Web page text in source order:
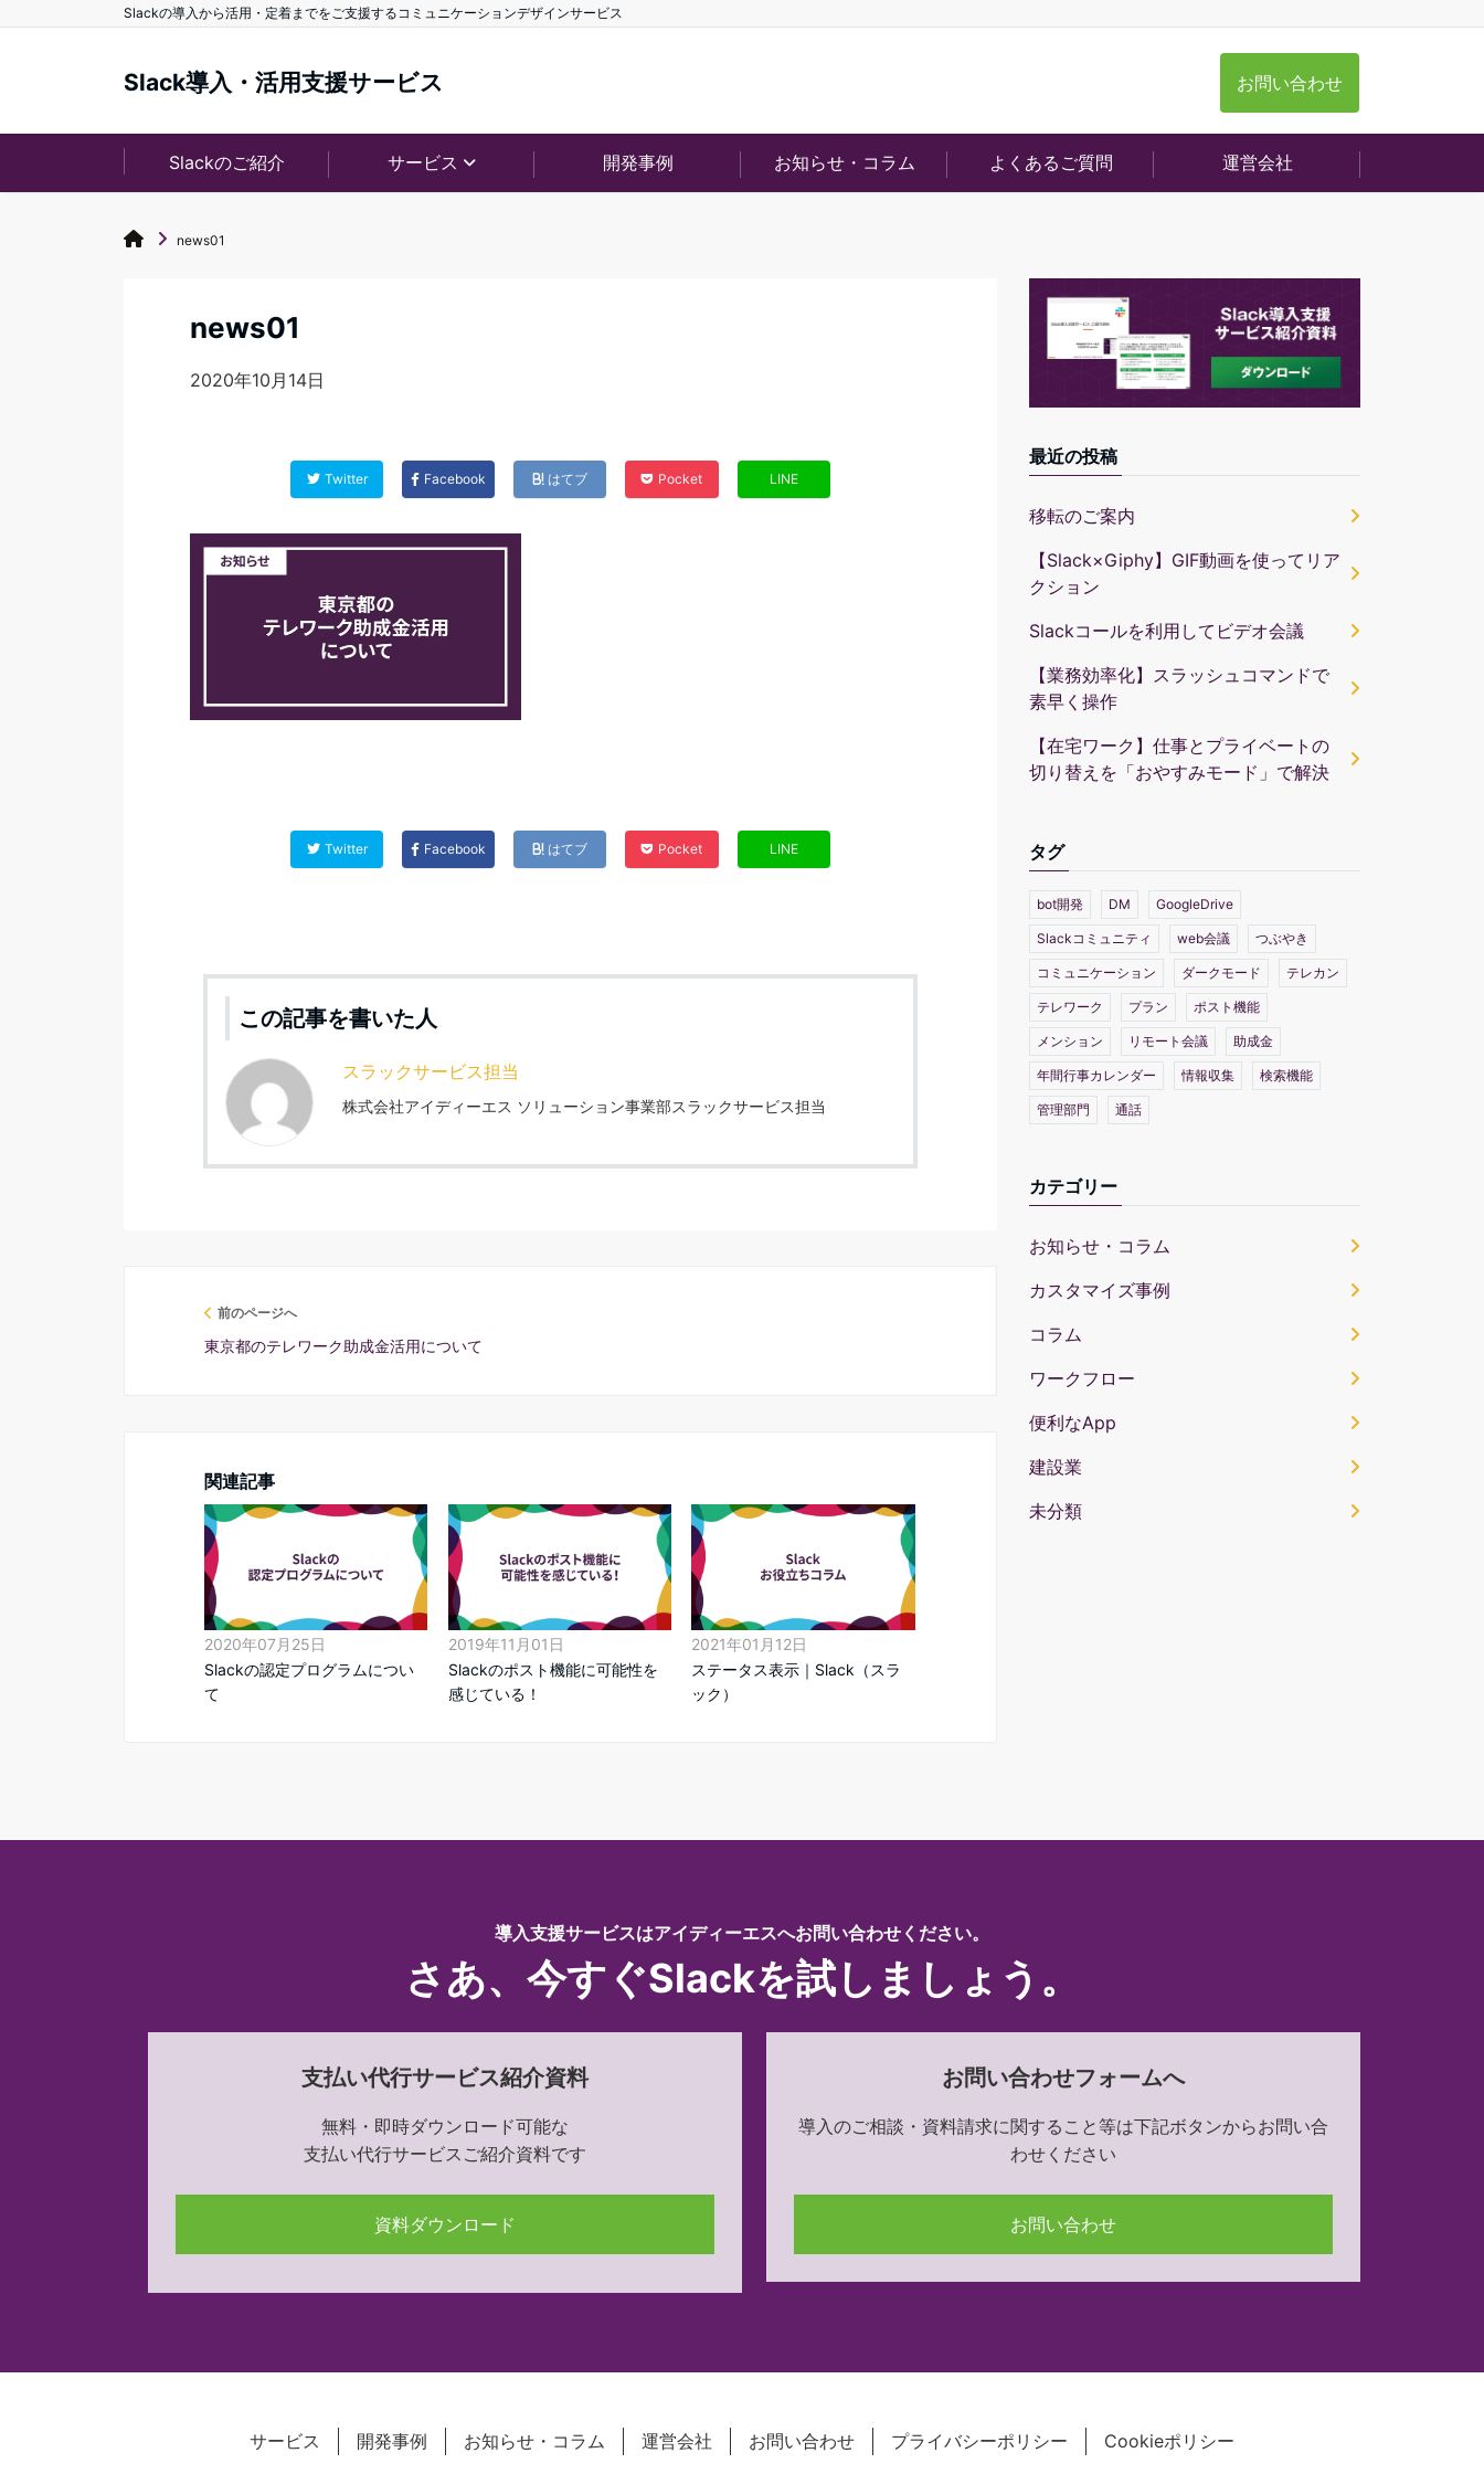
Slackの導入から活用・定着までをご支援するコミュニケーションデザインサービス
Slack導入・活用支援サービス お問い合わせ
Slackのご紹介 サービス 開発事例 お知らせ・コラム よくあるご質問 運営会社
news01
news01
2020年10月14日
Twitter Facebook はてブ Pocket LINE
Twitter Facebook はてブ Pocket LINE
この記事を書いた人
スラックサービス担当
株式会社アイディーエス ソリューション事業部スラックサービス担当
前のページへ
東京都のテレワーク助成金活用について
関連記事
2020年07月25日
Slackの認定プログラムについ
て
2019年11月01日
Slackのポスト機能に可能性を
感じている！
2021年01月12日
ステータス表示｜Slack（スラ
ック）
最近の投稿
移転のご案内
【Slack×Giphy】GIF動画を使ってリア
クション
Slackコールを利用してビデオ会議
【業務効率化】スラッシュコマンドで
素早く操作
【在宅ワーク】仕事とプライベートの
切り替えを「おやすみモード」で解決
タグ
bot開発 DM GoogleDrive
Slackコミュニティ web会議 つぶやき
コミュニケーション ダークモード テレカン
テレワーク プラン ポスト機能
メンション リモート会議 助成金
年間行事カレンダー 情報収集 検索機能
管理部門 通話
カテゴリー
お知らせ・コラム
カスタマイズ事例
コラム
ワークフロー
便利なApp
建設業
未分類
導入支援サービスはアイディーエスへお問い合わせください。
さあ、今すぐSlackを試しましょう。
支払い代行サービス紹介資料
無料・即時ダウンロード可能な
支払い代行サービスご紹介資料です
資料ダウンロード
お問い合わせフォームへ
導入のご相談・資料請求に関すること等は下記ボタンからお問い合
わせください
お問い合わせ
サービス 開発事例 お知らせ・コラム 運営会社 お問い合わせ プライバシーポリシー Cookieポリシー